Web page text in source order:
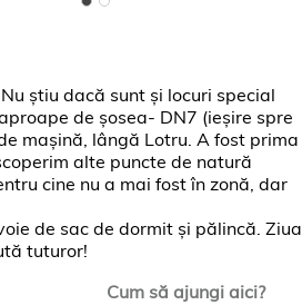
știu dacă sunt și locuri special
de șosea- DN7 (ieșire spre
mașină, lângă Lotru. A fost prima
alte puncte de natură
cine nu a mai fost în zonă, dar
de sac de dormit și pălincă. Ziua
tuturor!
Cum să ajungi aici?